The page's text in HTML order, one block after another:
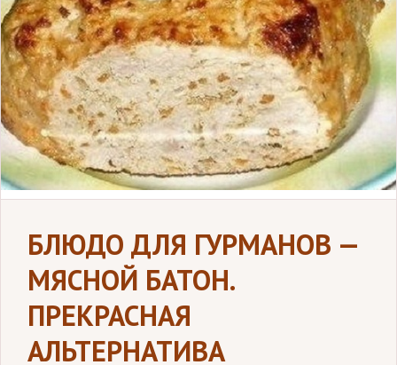
БЛЮДО ДЛЯ ГУРМАНОВ —
МЯСНОЙ БАТОН.
ПРЕКРАСНАЯ
АЛЬТЕРНАТИВА